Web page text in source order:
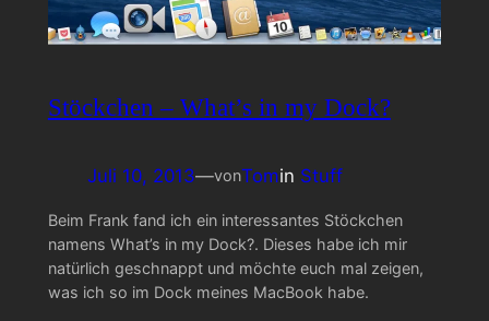
Stöckchen – What’s in my Dock?
Juli 10, 2013—vonTomin Stuff
Beim Frank fand ich ein interessantes Stöckchen
namens What’s in my Dock?. Dieses habe ich mir
natürlich geschnappt und möchte euch mal zeigen,
was ich so im Dock meines MacBook habe.